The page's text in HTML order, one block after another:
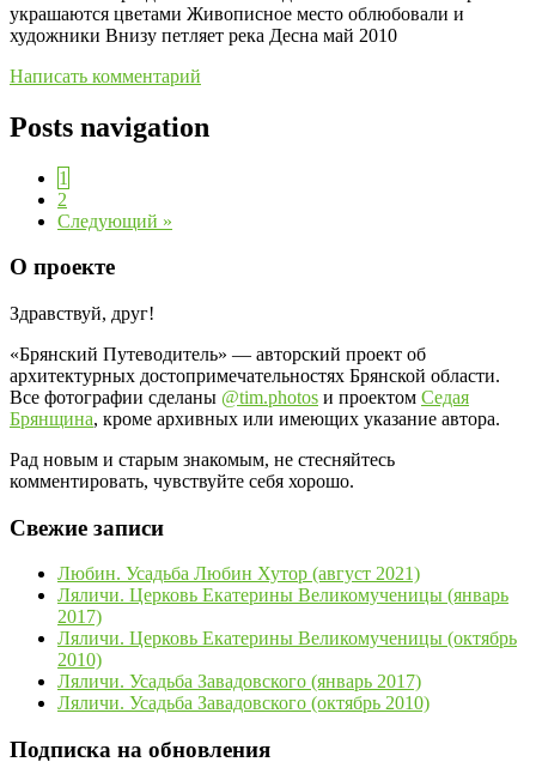
украшаются цветами Живописное место облюбовали и
художники Внизу петляет река Десна май 2010
Написать комментарий
Posts navigation
1
2
Следующий »
О проекте
Здравствуй, друг!
«Брянский Путеводитель» — авторский проект об
архитектурных достопримечательностях Брянской области.
Все фотографии сделаны @tim.photos и проектом Седая
Брянщина, кроме архивных или имеющих указание автора.
Рад новым и старым знакомым, не стесняйтесь
комментировать, чувствуйте себя хорошо.
Свежие записи
Любин. Усадьба Любин Хутор (август 2021)
Ляличи. Церковь Екатерины Великомученицы (январь
2017)
Ляличи. Церковь Екатерины Великомученицы (октябрь
2010)
Ляличи. Усадьба Завадовского (январь 2017)
Ляличи. Усадьба Завадовского (октябрь 2010)
Подписка на обновления